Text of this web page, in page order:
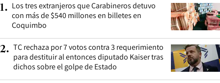
1. Los tres extranjeros que Carabineros detuvo
con más de $540 millones en billetes en
Coquimbo
2. TC rechaza por 7 votos contra 3 requerimiento
para destituir al entonces diputado Kaiser tras
dichos sobre el golpe de Estado